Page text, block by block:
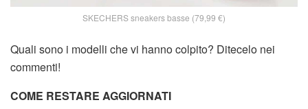
SKECHERS sneakers basse (79,99 €)
Quali sono i modelli che vi hanno colpito? Ditecelo nei
commenti!
COME RESTARE AGGIORNATI